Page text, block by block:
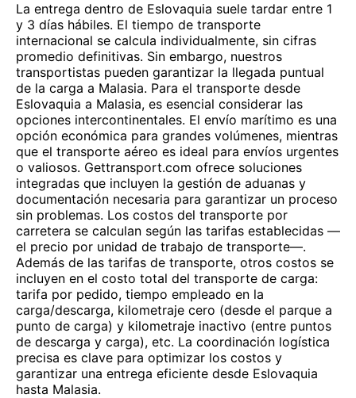
La entrega dentro de Eslovaquia suele tardar entre 1
y 3 días hábiles. El tiempo de transporte
internacional se calcula individualmente, sin cifras
promedio definitivas. Sin embargo, nuestros
transportistas pueden garantizar la llegada puntual
de la carga a Malasia. Para el transporte desde
Eslovaquia a Malasia, es esencial considerar las
opciones intercontinentales. El envío marítimo es una
opción económica para grandes volúmenes, mientras
que el transporte aéreo es ideal para envíos urgentes
o valiosos. Gettransport.com ofrece soluciones
integradas que incluyen la gestión de aduanas y
documentación necesaria para garantizar un proceso
sin problemas. Los costos del transporte por
carretera se calculan según las tarifas establecidas —
el precio por unidad de trabajo de transporte—.
Además de las tarifas de transporte, otros costos se
incluyen en el costo total del transporte de carga:
tarifa por pedido, tiempo empleado en la
carga/descarga, kilometraje cero (desde el parque a
punto de carga) y kilometraje inactivo (entre puntos
de descarga y carga), etc. La coordinación logística
precisa es clave para optimizar los costos y
garantizar una entrega eficiente desde Eslovaquia
hasta Malasia.